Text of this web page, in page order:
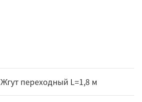
Жгут переходный L=1,8 м